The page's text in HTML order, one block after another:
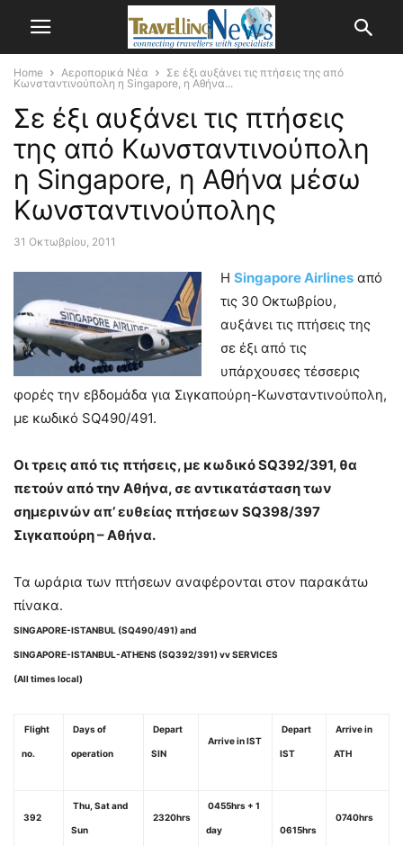
Home Αεροπορικά Νέα
Σε έξι αυξάνει τις πτήσεις της από
Κωνσταντινούπολη η Singapore, η Αθήνα...
Σε έξι αυξάνει τις πτήσεις
της από Κωνσταντινούπολη
η Singapore, η Αθήνα μέσω
Κωνσταντινούπολης
31 Οκτωβρίου, 2011
H Singapore Airlines από
τις 30 Οκτωβρίου,
αυξάνει τις πτήσεις της
σε έξι από τις
υπάρχουσες τέσσερις
φορές την εβδομάδα για Σιγκαπούρη-Κωνσταντινούπολη,
με κωδικό SQ490/491.
Οι τρεις από τις πτήσεις, με κωδικό SQ392/391, θα
πετούν από την Αθήνα, σε αντικατάσταση των
σημερινών απ’ ευθείας πτήσεων SQ398/397
Σιγκαπούρη – Αθήνα.
Τα ωράρια των πτήσεων αναφέρονται στον παρακάτω
πίνακα.
SINGAPORE-ISTANBUL (SQ490/491) and
SINGAPORE-ISTANBUL-ATHENS (SQ392/391) vv SERVICES
(All times local)
Flight
no.
Days of
operation
Depart
SIN
Arrive in IST
Depart
IST
Arrive in
ATH
392
Thu, Sat and
Sun
2320hrs
0455hrs + 1
day 0615hrs
0740hrs